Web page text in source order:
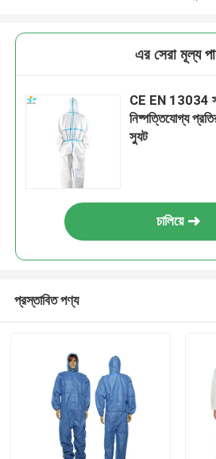
এর সেরা মূল্য
CE EN 13034
নিষ্পত্তিযোগ্য
স্যুট
চালিয়ে
প্রস্তাবিত পণ্য